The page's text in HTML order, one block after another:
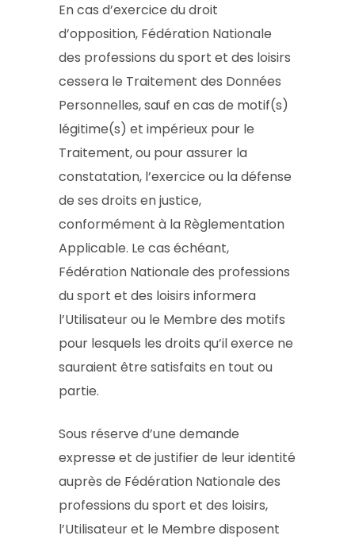
En cas d’exercice du droit
d’opposition, Fédération Nationale
des professions du sport et des loisirs
cessera le Traitement des Données
Personnelles, sauf en cas de motif(s)
légitime(s) et impérieux pour le
Traitement, ou pour assurer la
constatation, l’exercice ou la défense
de ses droits en justice,
conformément à la Règlementation
Applicable. Le cas échéant,
Fédération Nationale des professions
du sport et des loisirs informera
l’Utilisateur ou le Membre des motifs
pour lesquels les droits qu’il exerce ne
sauraient être satisfaits en tout ou
partie.
Sous réserve d’une demande
expresse et de justifier de leur identité
auprès de Fédération Nationale des
professions du sport et des loisirs,
l’Utilisateur et le Membre disposent